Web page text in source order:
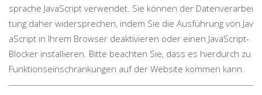
sprache JavaScript verwendet. Sie können der Datenverarbei
tung daher widersprechen, indem Sie die Ausführung von Jav
aScript in Ihrem Browser deaktivieren oder einen JavaScript-
Blocker installieren. Bitte beachten Sie, dass es hierdurch zu
Funktionseinschränkungen auf der Website kommen kann.